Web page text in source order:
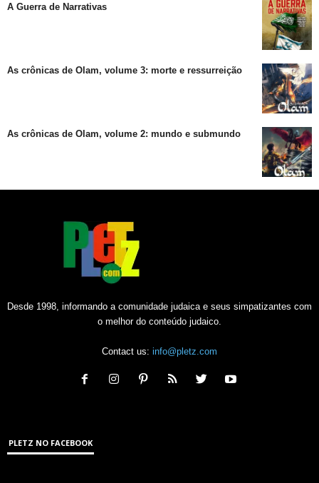
A Guerra de Narrativas
As crônicas de Olam, volume 3: morte e ressurreição
As crônicas de Olam, volume 2: mundo e submundo
Desde 1998, informando a comunidade judaica e seus simpatizantes com
o melhor do conteúdo judaico.
Contact us: info@pletz.com
PLETZ NO FACEBOOK